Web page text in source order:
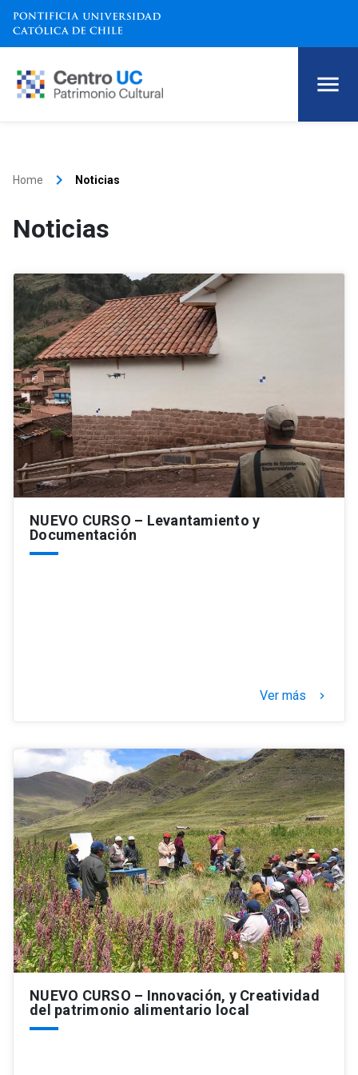
Home keyboard_arrow_right Noticias
Noticias
NUEVO CURSO – Levantamiento y
Documentación
Ver más keyboard_arrow_right
NUEVO CURSO – Innovación, y Creatividad
del patrimonio alimentario local